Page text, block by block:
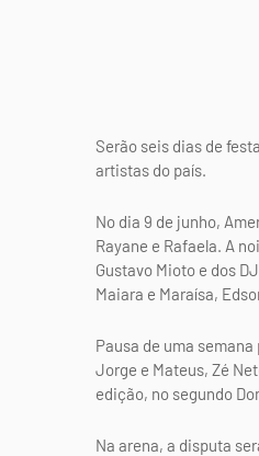
Serão seis dias de
artistas do país.
No dia 9 de junho,
Rayane e Rafaela. A
Gustavo Mioto e dos
Maiara e Maraísa,
Pausa de uma
Jorge e Mateus, Zé
edição, no segundo
Na arena, a disputa